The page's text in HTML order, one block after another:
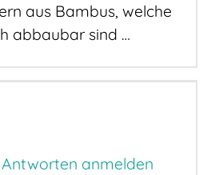
aus Bambus, welche
abbaubar sind …
anmelden